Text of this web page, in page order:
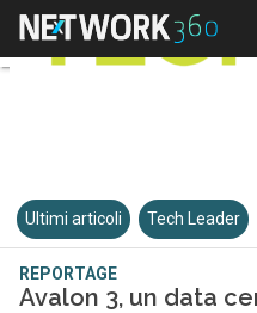
Ultimi articoli Tech Leader
REPORTAGE
Avalon 3, un data